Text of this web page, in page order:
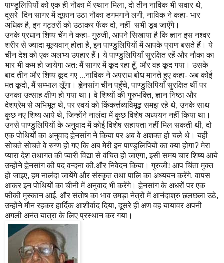
पाण्डुलिपियों को एक ही नौका में स्थान मिला,दो तीन नाविक भी सवार थे,
दूसरे दिन सागर में तूफान उठा नौका डगमगाने लगी,नाविक ने कहा- भार
अधिक है,इन गट्ठरों को उठाकर फेंक दो,नहीं सभी डूब जाएँगे।
उनके प्रधान शिष्य चेंग ने कहा- गुरुजी, आपने सिखाया है कि ज्ञान इस नश्वर
शरीर से ज्यादा मूल्यवान् होता है,इन पाण्डुलिपियों में आपके प्राण बसते हैं। ये
चीन देश को एक अलभ्य उपहार हैं। ये पाण्डुलिपियाँ सुरक्षित रहें और नौका का
भार भी कम हो जायेगा अत: मैं सागर में कूद रहा हूँ, और वह कूद गया। उसके
बाद तीन और शिष्य कूद गए ...नाविक ने अपराध बोध मानते हुए कहा- अब कोई
मत कूदो,मैं सम्भाल लूँगा। ह्वेनसांग चीन पहुँचे,पाण्डुलिपियाँ सुरक्षित थीं पर
उनका उत्साह क्षीण हो गया था। वे शिष्यों की गुरुभक्ति,ज्ञान निष्ठा और
देशप्रेम से अभिभूत थे,पर स्वयं को किंकर्त्तव्यविमूढ़ समझ रहे थे,उनके साथ
कुछ नए शिष्य आये थे,जिन्होंने नालंदा में कुछ विशेष अध्ययन नहीं किया था।
उनसे पाण्डुलिपियों के अनुवाद में कोई विशेष सहायता नहीं मिल सकती थी,दो
एक पोथियों का अनुवाद ह्वेनसांग ने किया पर अब वे अशक्त हो चले थे। यही
सोचते सोचते वे रुग्ण हो गए कि अब मेरी इन पाण्डुलिपियों का क्या होगा?मेरा
प्यारा देश तथागत की प्यारी विद्या से वंचित हो जाएगा,इसी समय चार शिष्य आये
उन्होंने ह्वेनसांग की पद वन्दना की,और निवेदन किया। गुरुजी! आप चिंता मुक्त
हो जाइए,हम नालंदा जायेंगे और संस्कृत तथा पालि का अध्ययन करेंगे,वापस
आकर इन पोथियों का चीनी में अनुवाद भी करेंगे।ह्वेनसांग के अधरों पर एक
फीकी मुस्कान आई, और संतोष का भाव उमड़ा नेत्रों में आनंदाश्रु छलछला उठे,
उन्होंने मौन रहकर हार्दिक आशीर्वाद दिया,दूसरे ही क्षण वह यायावर अपनी
अगली अनंत यात्रा के लिए प्रस्थान कर गया।